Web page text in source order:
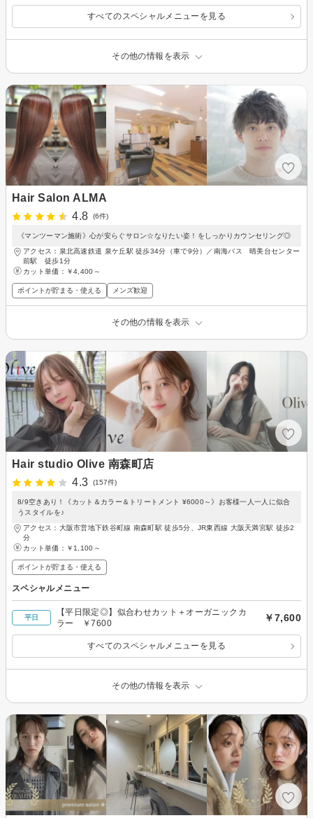
すべてのスペシャルメニューを見る
その他の情報を表示
Hair Salon ALMA
4.8
(6件)
《マンツーマン施術》心が安らぐサロン☆なりたい姿！をしっかりカウンセリング◎
アクセス：泉北高速鉄道 泉ケ丘駅 徒歩34分（車で9分）／南海バス 晴美台センター
前駅 徒歩1分
カット単価： ￥4,400～
ポイントが貯まる・使える メンズ歓迎
その他の情報を表示
Hair studio Olive 南森町店
4.3
(157件)
8/9空きあり！《カット＆カラー＆トリートメント ¥6000～》お客様一人一人に似合
うスタイルを♪
アクセス：大阪市営地下鉄谷町線 南森町駅 徒歩5分、JR東西線 大阪天満宮駅 徒歩2
分
カット単価： ￥1,100～
ポイントが貯まる・使える
スペシャルメニュー
平日
【平日限定◎】似合わせカット＋オーガニックカ
ラー ￥7600
￥7,600
すべてのスペシャルメニューを見る
その他の情報を表示